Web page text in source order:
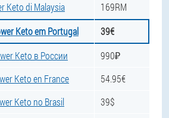
Keto di Malaysia
169RM
Keto em Portugal
39€
Keto в России
990₽
Keto en France
54.95€
Keto no Brasil
39$